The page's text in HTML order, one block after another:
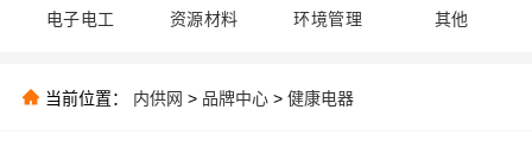
电子电工 资源材料 环境管理 其他
当前位置： 内供网 > 品牌中心 > 健康电器